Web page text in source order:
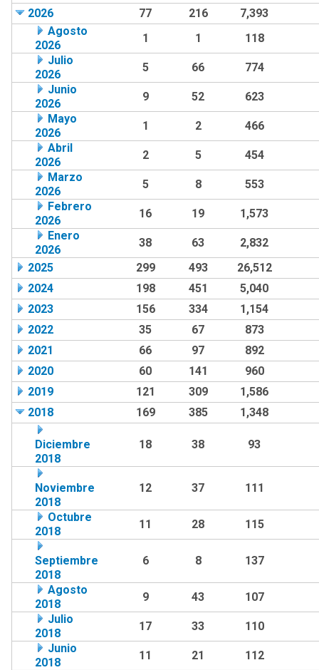
2026
77 216 7,393
Agosto
2026
1 1
118
Julio
2026
5 66
774
Junio
2026
9 52
623
Mayo
2026
1 2 466
Abril
2026
2 5 454
Marzo
2026
5 8
553
Febrero
2026
16 19
1,573
Enero
2026
38 63
2,832
2025
299 493
26,512
2024
198 451
5,040
2023
156 334
1,154
2022
35 67
873
2021
66 97
892
2020
60 141
960
2019
121 309
1,586
2018
169 385 1,348
Diciembre
2018
18 38 93
Noviembre
2018
12 37 111
Octubre
2018
11 28 115
Septiembre
2018
6 8 137
Agosto
2018
9 43
107
Julio
2018
17 33
110
Junio
2018
11 21
112